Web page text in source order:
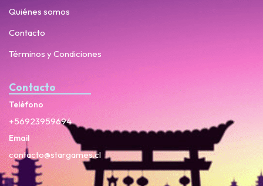
Quiénes somos
Contacto
Términos y Condiciones
Contacto
Teléfono
+56923959694
Email
contacto@stargames.cl